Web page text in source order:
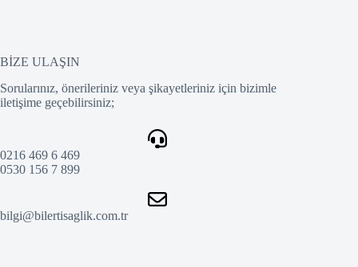
BİZE ULAŞIN
Sorularınız, önerileriniz veya şikayetleriniz için bizimle
iletişime geçebilirsiniz;
0216 469 6 469
0530 156 7 899
bilgi@bilertisaglik.com.tr